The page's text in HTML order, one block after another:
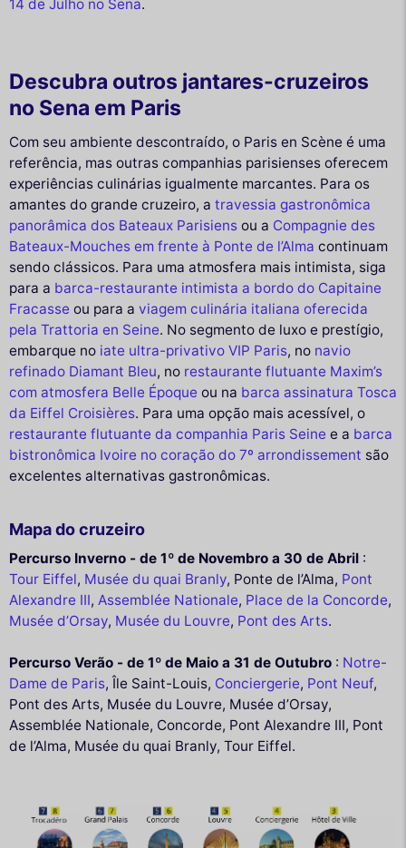
14 de Julho no Sena.
Descubra outros jantares-cruzeiros
no Sena em Paris
Com seu ambiente descontraído, o Paris en Scène é uma
referência, mas outras companhias parisienses oferecem
experiências culinárias igualmente marcantes. Para os
amantes do grande cruzeiro, a travessia gastronômica
panorâmica dos Bateaux Parisiens ou a Compagnie des
Bateaux-Mouches em frente à Ponte de l’Alma continuam
sendo clássicos. Para uma atmosfera mais intimista, siga
para a barca-restaurante intimista a bordo do Capitaine
Fracasse ou para a viagem culinária italiana oferecida
pela Trattoria en Seine. No segmento de luxo e prestígio,
embarque no iate ultra-privativo VIP Paris, no navio
refinado Diamant Bleu, no restaurante flutuante Maxim’s
com atmosfera Belle Époque ou na barca assinatura Tosca
da Eiffel Croisières. Para uma opção mais acessível, o
restaurante flutuante da companhia Paris Seine e a barca
bistronômica Ivoire no coração do 7º arrondissement são
excelentes alternativas gastronômicas.
Mapa do cruzeiro
Percurso Inverno - de 1º de Novembro a 30 de Abril :
Tour Eiffel, Musée du quai Branly, Ponte de l’Alma, Pont
Alexandre III, Assemblée Nationale, Place de la Concorde,
Musée d’Orsay, Musée du Louvre, Pont des Arts.
Percurso Verão - de 1º de Maio a 31 de Outubro : Notre-
Dame de Paris, Île Saint-Louis, Conciergerie, Pont Neuf,
Pont des Arts, Musée du Louvre, Musée d’Orsay,
Assemblée Nationale, Concorde, Pont Alexandre III, Pont
de l’Alma, Musée du quai Branly, Tour Eiffel.